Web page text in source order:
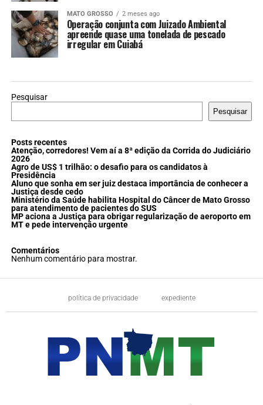
MATO GROSSO 2 meses ago
Operação conjunta com Juizado Ambiental
apreende quase uma tonelada de pescado
irregular em Cuiabá
Pesquisar
Pesquisar
Posts recentes
Atenção, corredores! Vem aí a 8ª edição da Corrida do Judiciário
2026
Agro de US$ 1 trilhão: o desafio para os candidatos à
Presidência
Aluno que sonha em ser juiz destaca importância de conhecer a
Justiça desde cedo
Ministério da Saúde habilita Hospital do Câncer de Mato Grosso
para atendimento de pacientes do SUS
MP aciona a Justiça para obrigar regularização de aeroporto em
MT e pede intervenção urgente
Comentários
Nenhum comentário para mostrar.
política de privacidade expediente